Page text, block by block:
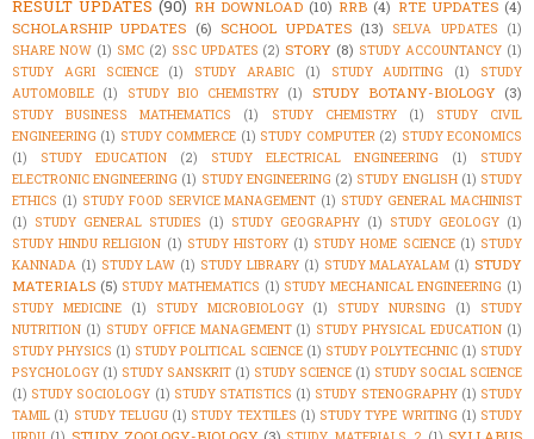
RESULT UPDATES (90) RH DOWNLOAD (10) RRB (4) RTE UPDATES (4)
SCHOLARSHIP UPDATES (6) SCHOOL UPDATES (13) SELVA UPDATES
(1)
SHARE NOW (1) SMC (2) SSC UPDATES (2) STORY (8) STUDY ACCOUNTANCY (1)
STUDY AGRI SCIENCE
(1) STUDY ARABIC (1) STUDY AUDITING (1)
STUDY
AUTOMOBILE (1) STUDY BIO CHEMISTRY (1) STUDY BOTANY-BIOLOGY (3)
STUDY BUSINESS MATHEMATICS (1) STUDY CHEMISTRY (1)
STUDY CIVIL
ENGINEERING (1) STUDY COMMERCE (1) STUDY COMPUTER (2) STUDY ECONOMICS
(1)
STUDY EDUCATION (2) STUDY ELECTRICAL ENGINEERING (1)
STUDY
ELECTRONIC ENGINEERING (1) STUDY ENGINEERING (2) STUDY ENGLISH (1) STUDY
ETHICS (1) STUDY FOOD SERVICE MANAGEMENT (1) STUDY GENERAL MACHINIST
(1) STUDY GENERAL STUDIES (1) STUDY GEOGRAPHY (1) STUDY GEOLOGY (1)
STUDY HINDU RELIGION (1) STUDY HISTORY (1) STUDY HOME SCIENCE (1) STUDY
KANNADA (1) STUDY LAW (1) STUDY LIBRARY (1) STUDY MALAYALAM (1) STUDY
MATERIALS (5) STUDY MATHEMATICS (1) STUDY MECHANICAL ENGINEERING (1)
STUDY MEDICINE
(1) STUDY MICROBIOLOGY (1) STUDY NURSING (1)
STUDY
NUTRITION (1) STUDY OFFICE MANAGEMENT (1) STUDY PHYSICAL EDUCATION (1)
STUDY PHYSICS (1) STUDY POLITICAL SCIENCE (1) STUDY POLYTECHNIC (1) STUDY
PSYCHOLOGY (1) STUDY SANSKRIT (1) STUDY SCIENCE (1) STUDY SOCIAL SCIENCE
(1) STUDY SOCIOLOGY (1) STUDY STATISTICS (1) STUDY STENOGRAPHY (1) STUDY
TAMIL (1) STUDY TELUGU (1) STUDY TEXTILES (1) STUDY TYPE WRITING (1) STUDY